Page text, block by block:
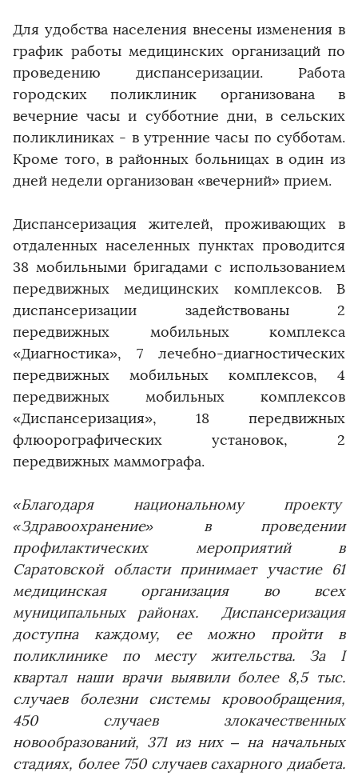
Для удобства населения внесены изменения в
график работы медицинских организаций по
проведению диспансеризации. Работа
городских поликлиник организована в
вечерние часы и субботние дни, в сельских
поликлиниках - в утренние часы по субботам.
Кроме того, в районных больницах в один из
дней недели организован «вечерний» прием.
Диспансеризация жителей, проживающих в
отдаленных населенных пунктах проводится
38 мобильными бригадами с использованием
передвижных медицинских комплексов. В
диспансеризации задействованы 2
передвижных мобильных комплекса
«Диагностика», 7 лечебно-диагностических
передвижных мобильных комплексов, 4
передвижных мобильных комплексов
«Диспансеризация», 18 передвижных
флюорографических установок, 2
передвижных маммографа.
«Благодаря национальному проекту
«Здравоохранение» в проведении
профилактических мероприятий в
Саратовской области принимает участие 61
медицинская организация во всех
муниципальных районах. Диспансеризация
доступна каждому, ее можно пройти в
поликлинике по месту жительства. За I
квартал наши врачи выявили более 8,5 тыс.
случаев болезни системы кровообращения,
450 случаев злокачественных
новообразований, 371 из них – на начальных
стадиях, более 750 случаев сахарного диабета.